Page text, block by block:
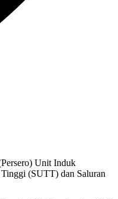
Unit Induk
(SUTT) dan Saluran